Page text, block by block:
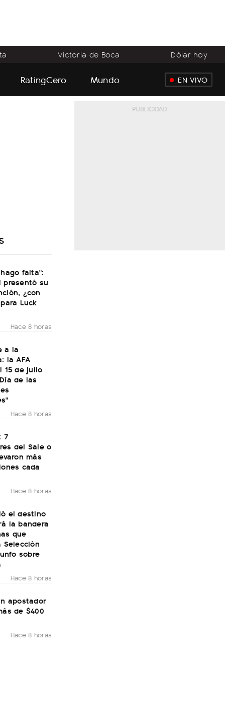
Victoria de Boca Dólar hoy
RatingCero Mundo EN VIVO
falta":
presentó su
¿con
Luck
Hace 8 horas
a la
la AFA
15 de julio
de las
Hace 8 horas
7
del Sale o
más
cada
Hace 8 horas
el destino
la bandera
que
sobre
Hace 8 horas
apostador
de $400
Hace 8 horas